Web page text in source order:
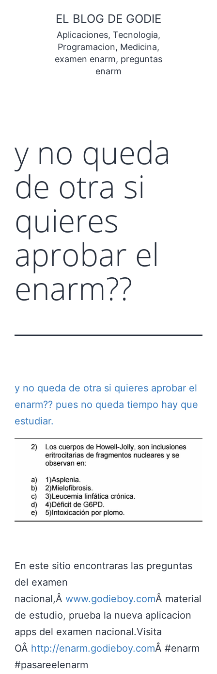
contenido
EL BLOG DE GODIE
Aplicaciones, Tecnologia,
Programacion, Medicina,
examen enarm, preguntas
enarm
y no queda
de otra si
quieres
aprobar el
enarm??
y no queda de otra si quieres aprobar el
enarm?? pues no queda tiempo hay que
estudiar.
En este sitio encontraras las preguntas
del examen
nacional,Â www.godieboy.comÂ material
de estudio, prueba la nueva aplicacion
apps del examen nacional.Visita
OÂ http://enarm.godieboy.comÂ #enarm
#pasareelenarm